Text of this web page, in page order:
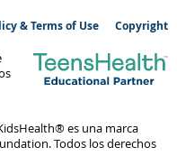
& Terms of Use Copyright
es una marca
Todos los derechos